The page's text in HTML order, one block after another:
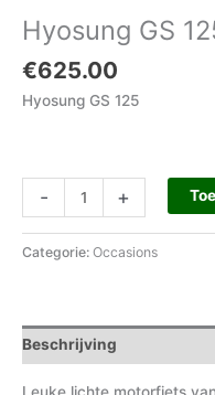
Hyosung GS
€625.00
Hyosung GS 125
- +
Categorie: Occasions
Beschrijving